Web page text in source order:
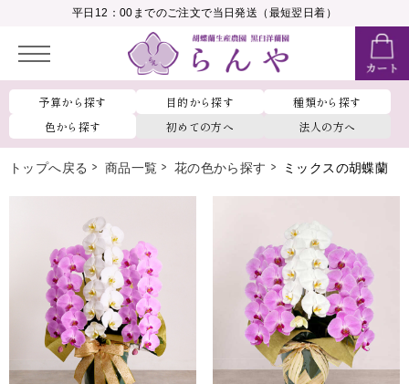
平日12：00までのご注文で当日発送（最短翌日着）
予算から探す 目的から探す
種類から探す
色から探す
初めての方へ 法人の方へ
会員ランク：__MEMBER_RANK_NAME__
トップへ戻る 商品一覧 花の色から探す ミックスの胡蝶蘭